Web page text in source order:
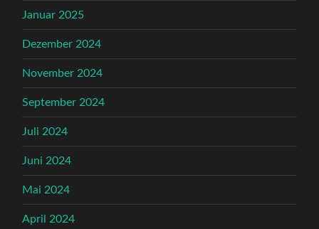
Januar 2025
Dezember 2024
November 2024
September 2024
Juli 2024
Juni 2024
Mai 2024
April 2024